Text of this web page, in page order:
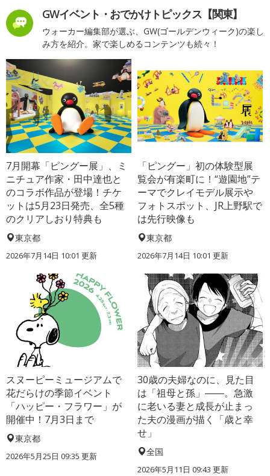
GWイベント・おでかけトピックス【関東】
ウォーカー編集部が選ぶ、GW(ゴールデンウィーク)の楽し
み方を紹介。家で楽しめるコンテンツも続々！
7月開幕「ピングー展」、ミ
ニチュア作家・田中達也と
のコラボ作品が登場！チケ
ットは5月23日発売、全5種
のクリアしおり特典も
東京都
2026年7月14日 10:01 更新
「ピングー」初の体験型展
覧会が有楽町に！“遊園地”テ
ーマでクレイモデル展示や
フォトスポット、JR上野駅で
は先行映像も
東京都
2026年7月14日 10:01 更新
スヌーピーミュージアムで
花だらけの季節イベント
「ハッピー・フラワー」が
開催中！7月3日まで
東京都
2026年5月25日 09:35 更新
30歳の夫婦なのに、見た目
は「祖母と孫」――。急激
に老いる妻と成長が止まっ
た夫の漫画が描く「歳と幸
せ」
全国
2026年5月11日 09:43 更新